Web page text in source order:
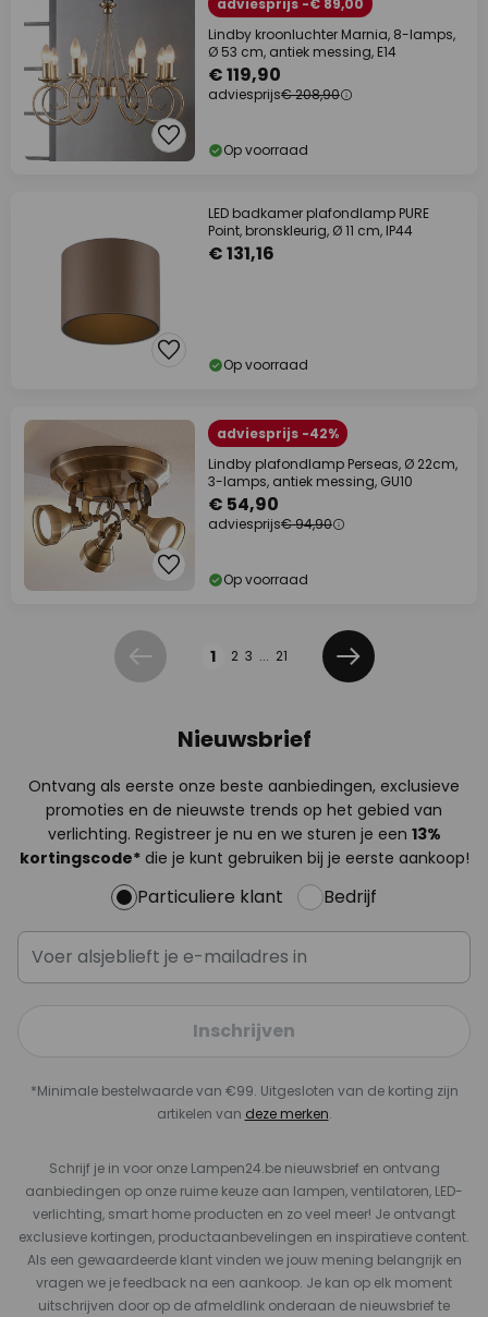
adviesprijs -€ 89,00
Lindby kroonluchter Marnia, 8-lamps,
Ø 53 cm, antiek messing, E14
€ 119,90
adviesprijs€ 208,90
Op voorraad
LED badkamer plafondlamp PURE
Point, bronskleurig, Ø 11 cm, IP44
€ 131,16
Op voorraad
adviesprijs -42%
Lindby plafondlamp Perseas, Ø 22cm,
3-lamps, antiek messing, GU10
€ 54,90
adviesprijs€ 94,90
Op voorraad
Vorige 1 2 3 ... 21
Volgende
Nieuwsbrief
Ontvang als eerste onze beste aanbiedingen, exclusieve
promoties en de nieuwste trends op het gebied van
verlichting. Registreer je nu en we sturen je een 13%
kortingscode*die je kunt gebruiken bij je eerste aankoop!
Particuliere klant Bedrijf
Inschrijven
*Minimale bestelwaarde van €99. Uitgesloten van de korting zijn
artikelen van deze merken.
Schrijf je in voor onze Lampen24.be nieuwsbrief en ontvang
aanbiedingen op onze ruime keuze aan lampen, ventilatoren, LED-
verlichting, smart home producten en zo veel meer! Je ontvangt
exclusieve kortingen, productaanbevelingen en inspiratieve content.
Als een gewaardeerde klant vinden we jouw mening belangrijk en
vragen we je feedback na een aankoop. Je kan op elk moment
uitschrijven door op de afmeldlink onderaan de nieuwsbrief te